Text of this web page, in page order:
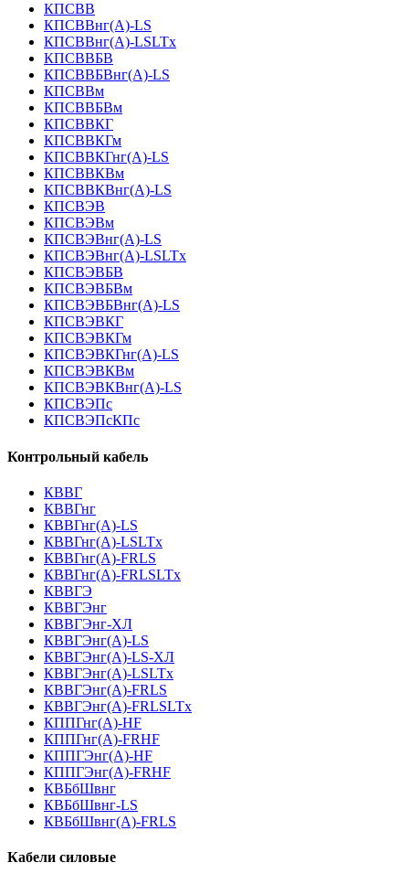
КПСВВ
КПСВВнг(А)-LS
КПСВВнг(А)-LSLTx
КПСВВБВ
КПСВВБВнг(А)-LS
КПСВВм
КПСВВБВм
КПСВВКГ
КПСВВКГм
КПСВВКГнг(А)-LS
КПСВВКВм
КПСВВКВнг(А)-LS
КПСВЭВ
КПСВЭВм
КПСВЭВнг(А)-LS
КПСВЭВнг(А)-LSLTx
КПСВЭВБВ
КПСВЭВБВм
КПСВЭВБВнг(А)-LS
КПСВЭВКГ
КПСВЭВКГм
КПСВЭВКГнг(А)-LS
КПСВЭВКВм
КПСВЭВКВнг(А)-LS
КПСВЭПс
КПСВЭПсКПс
Контрольный кабель
КВВГ
КВВГнг
КВВГнг(А)-LS
КВВГнг(А)-LSLTx
КВВГнг(А)-FRLS
КВВГнг(А)-FRLSLTx
КВВГЭ
КВВГЭнг
КВВГЭнг-ХЛ
КВВГЭнг(А)-LS
КВВГЭнг(А)-LS-ХЛ
КВВГЭнг(А)-LSLTx
КВВГЭнг(А)-FRLS
КВВГЭнг(А)-FRLSLTx
КППГнг(А)-HF
КППГнг(А)-FRHF
КППГЭнг(А)-HF
КППГЭнг(А)-FRHF
КВБбШвнг
КВБбШвнг-LS
КВБбШвнг(А)-FRLS
Кабели силовые